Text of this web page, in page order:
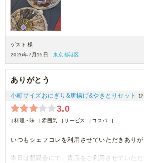
機会がございましたら、ぜひご利用させていた
ゲスト 様
2026年7月15日
東京都港区
ありがとう
小町サイズおにぎり&唐揚げ&やきとりセット
3.0
料理・味 - 雰囲気 - サービス - コスパ -
いつもシェフコレを利用させていただきありが
本日は懇親会にて、貴店をご利用させていただ